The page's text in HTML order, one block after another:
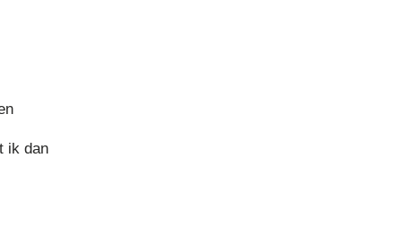
ik dan